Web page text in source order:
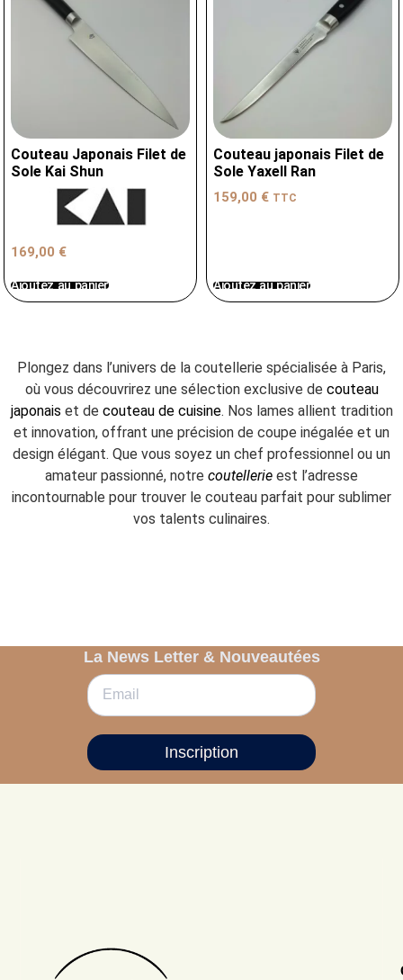
Couteau Japonais Filet de
Sole Kai Shun
169,00 €
Ajoutez au panier
Couteau japonais Filet de
Sole Yaxell Ran
159,00 € TTC
Ajoutez au panier
Plongez dans l’univers de la coutellerie spécialisée à Paris,
où vous découvrirez une sélection exclusive de couteau
japonais et de couteau de cuisine. Nos lames allient tradition
et innovation, offrant une précision de coupe inégalée et un
design élégant. Que vous soyez un chef professionnel ou un
amateur passionné, notre coutellerie est l’adresse
incontournable pour trouver le couteau parfait pour sublimer
vos talents culinaires.
La News Letter & Nouveautées
Inscription